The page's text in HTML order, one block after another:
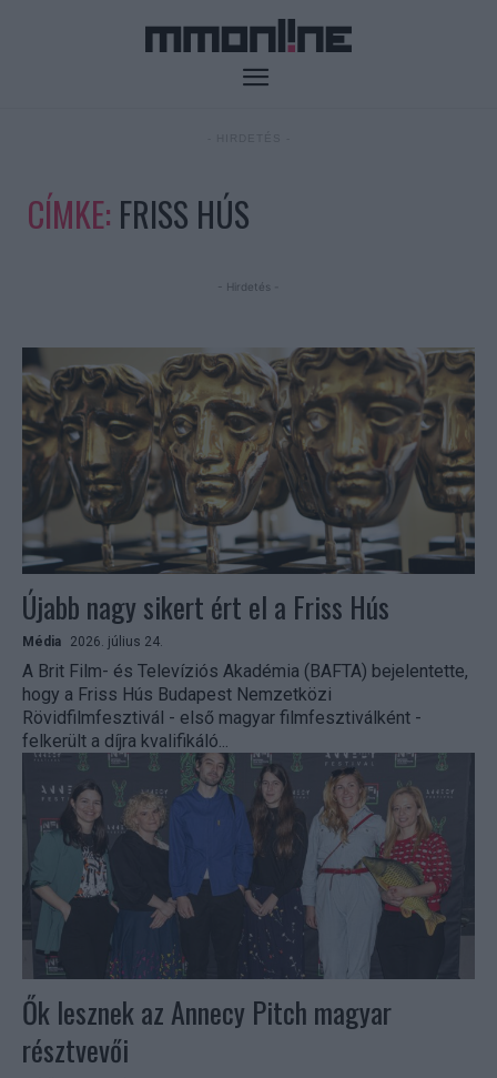
CÍMKE: FRISS HÚS
- Hirdetés -
Újabb nagy sikert ért el a Friss Hús
Média 2026. július 24.
A Brit Film- és Televíziós Akadémia (BAFTA) bejelentette,
hogy a Friss Hús Budapest Nemzetközi
Rövidfilmfesztivál - első magyar filmfesztiválként -
felkerült a díjra kvalifikáló...
Ők lesznek az Annecy Pitch magyar
résztvevői